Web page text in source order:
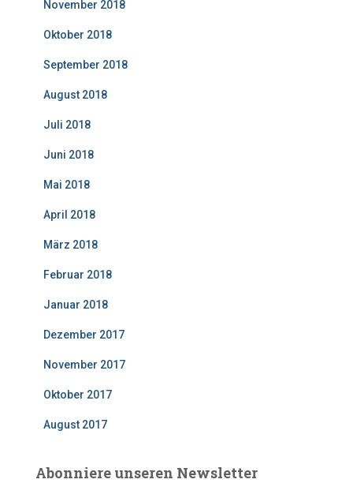
November 2018
Oktober 2018
September 2018
August 2018
Juli 2018
Juni 2018
Mai 2018
April 2018
März 2018
Februar 2018
Januar 2018
Dezember 2017
November 2017
Oktober 2017
August 2017
Abonniere unseren Newsletter